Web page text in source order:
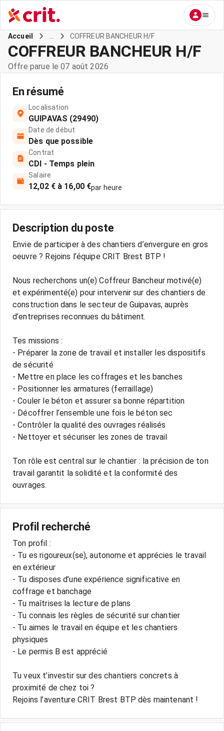
Accueil COFFREUR BANCHEUR H/F
COFFREUR BANCHEUR H/F
Offre parue le 07 août 2026
En résumé
Localisation
GUIPAVAS (29490)
Date de début
Dès que possible
Contrat
CDI - Temps plein
Salaire
12,02 € à 16,00 €par heure
Description du poste
Envie de participer à des chantiers d’envergure en gros
oeuvre ? Rejoins l’équipe CRIT Brest BTP !
Nous recherchons un(e) Coffreur Bancheur motivé(e)
et expérimenté(e) pour intervenir sur des chantiers de
construction dans le secteur de Guipavas, auprès
d’entreprises reconnues du bâtiment.
Tes missions :
- Préparer la zone de travail et installer les dispositifs
de sécurité
- Mettre en place les coffrages et les banches
- Positionner les armatures (ferraillage)
- Couler le béton et assurer sa bonne répartition
- Décoffrer l’ensemble une fois le béton sec
- Contrôler la qualité des ouvrages réalisés
- Nettoyer et sécuriser les zones de travail
Ton rôle est central sur le chantier : la précision de ton
travail garantit la solidité et la conformité des
ouvrages.
Profil recherché
Ton profil :
- Tu es rigoureux(se), autonome et apprécies le travail
en extérieur
- Tu disposes d’une expérience significative en
coffrage et banchage
- Tu maîtrises la lecture de plans
- Tu connais les règles de sécurité sur chantier
- Tu aimes le travail en équipe et les chantiers
physiques
- Le permis B est apprécié
Tu veux t’investir sur des chantiers concrets à
proximité de chez toi ?
Rejoins l’aventure CRIT Brest BTP dès maintenant !